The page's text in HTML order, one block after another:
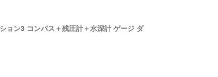
ョン3 コンパス＋残圧計＋水深計 ゲージ ダ